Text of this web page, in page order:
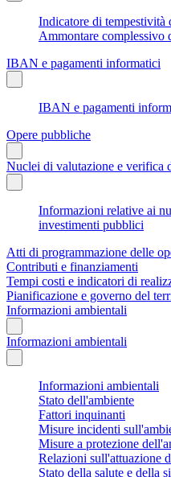
Indicatore di tempestività
Ammontare complessivo
IBAN e pagamenti informatici
IBAN e pagamenti
Opere pubbliche
Nuclei di valutazione e verifica
Informazioni relative ai
investimenti pubblici
Atti di programmazione delle
Contributi e finanziamenti
Tempi costi e indicatori di
Pianificazione e governo del
Informazioni ambientali
Informazioni ambientali
Informazioni ambientali
Stato dell'ambiente
Fattori inquinanti
Misure incidenti
Misure a protezione
Relazioni sull'attuazione
Stato della salute e della